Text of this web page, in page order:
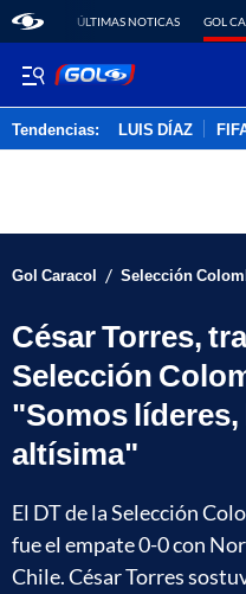
ÚLTIMAS NOTICAS GOL
Tendencias: LUIS DÍAZ
Gol Caracol / Selección
César Torres,
Selección
"Somos
altísima"
El DT de la Selección
fue el empate 0-0 con
Chile. César Torres